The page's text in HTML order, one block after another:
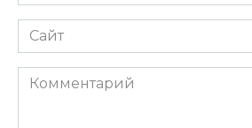
Сайт
Комментарий